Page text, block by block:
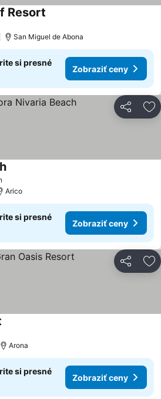
Resort
San Miguel de Abona
si presné
Zobraziť ceny
Zdieľať
Arico
si presné
Zobraziť ceny
Zdieľať
Arona
si presné
Zobraziť ceny